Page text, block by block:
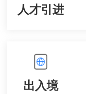
人才引进
出入境